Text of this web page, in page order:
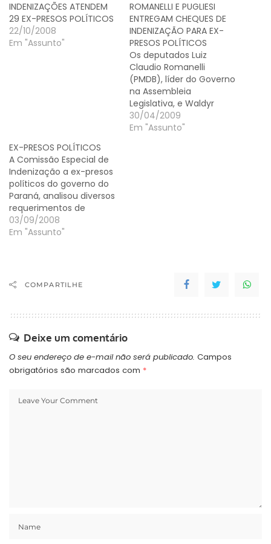
INDENIZAÇÕES ATENDEM
29 EX-PRESOS POLÍTICOS
22/10/2008
Em "Assunto"
ROMANELLI E PUGLIESI
ENTREGAM CHEQUES DE
INDENIZAÇÃO PARA EX-
PRESOS POLÍTICOS
Os deputados Luiz
Claudio Romanelli
(PMDB), líder do Governo
na Assembleia
Legislativa, e Waldyr
Pugliesi, líder da bancada
do PMDB, participam
30/04/2009
Em "Assunto"
EX-PRESOS POLÍTICOS
A Comissão Especial de
Indenização a ex-presos
políticos do governo do
Paraná, analisou diversos
requerimentos de
reparação financeira
elaborados por pessoas
encontro, na sede da
Geral (Seoge), em
aprovadas mais três
indenizações nos…
03/09/2008
Em "Assunto"
COMPARTILHE
Deixe um comentário
O seu endereço de e-mail não será publicado. Campos
obrigatórios são marcados com *